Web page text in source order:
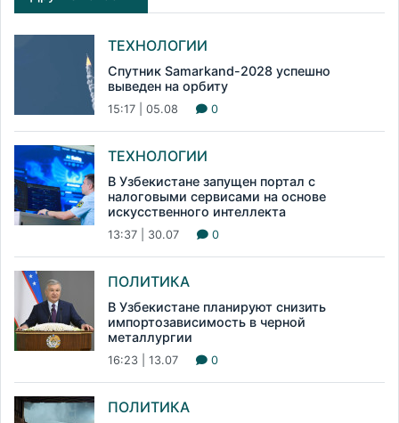
ТЕХНОЛОГИИ
Спутник Samarkand-2028 успешно
выведен на орбиту
15:17 | 05.08 0
ТЕХНОЛОГИИ
В Узбекистане запущен портал с
налоговыми сервисами на основе
искусственного интеллекта
13:37 | 30.07 0
ПОЛИТИКА
В Узбекистане планируют снизить
импортозависимость в черной
металлургии
16:23 | 13.07 0
ПОЛИТИКА